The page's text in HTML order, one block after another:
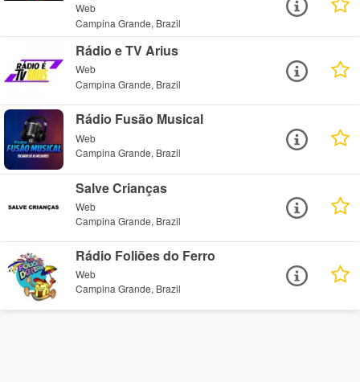
Web
Campina Grande, Brazil
Rádio e TV Arius
Web
Campina Grande, Brazil
Rádio Fusão Musical
Web
Campina Grande, Brazil
Salve Crianças
Web
Campina Grande, Brazil
Rádio Foliões do Ferro
Web
Campina Grande, Brazil